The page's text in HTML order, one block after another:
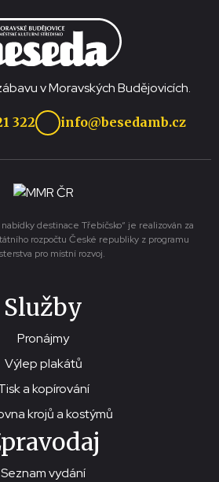
v Moravských Budějovicích.
322 info@besedamb.cz
nabídky destinace Třebíčsko“ je realizován za
rozpočtu České republiky z programu
pro místní rozvoj.
Služby
Pronájmy
Výlep plakátů
a kopírování
krojů a kostýmů
Seznam vydání